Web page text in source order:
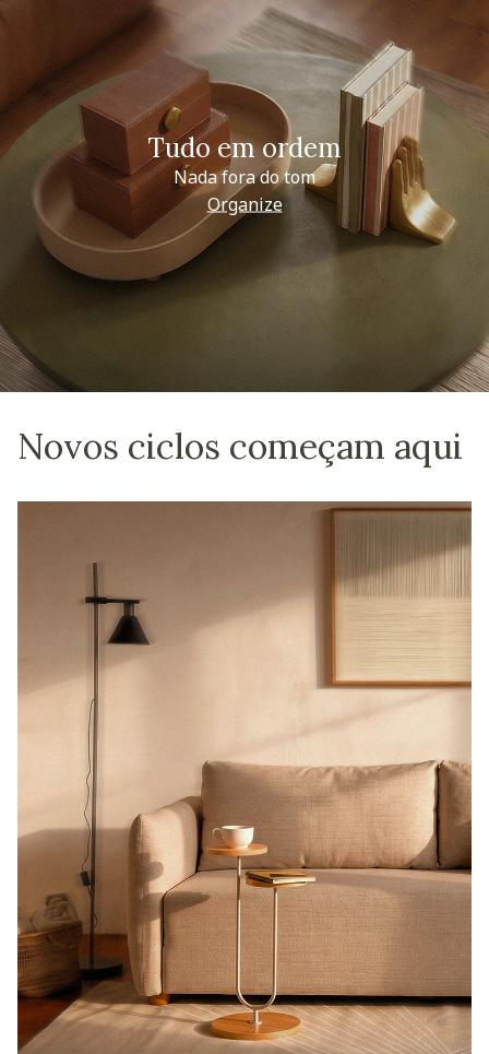
Tudo em ordem
Nada fora do tom
Organize
Novos ciclos começam aqui